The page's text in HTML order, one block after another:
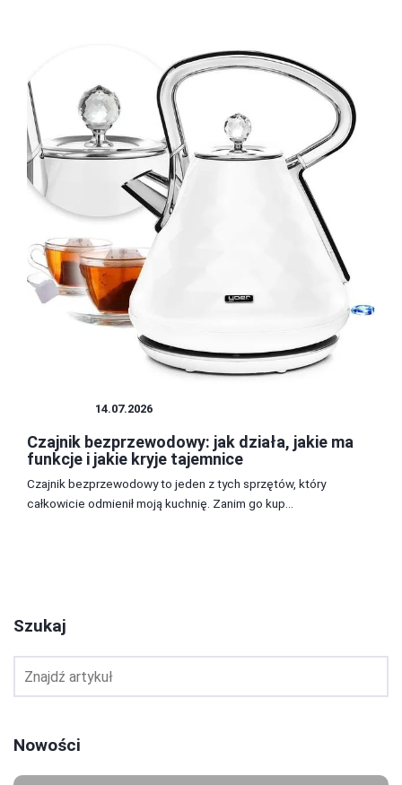
14.07.2026
Czajnik bezprzewodowy: jak działa, jakie ma
funkcje i jakie kryje tajemnice
Czajnik bezprzewodowy to jeden z tych sprzętów, który
całkowicie odmienił moją kuchnię. Zanim go kup...
Szukaj
Nowości